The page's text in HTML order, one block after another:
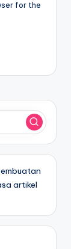
for the
artikel